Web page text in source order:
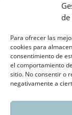
Para ofrecer las
cookies para
consentimiento de
el comportamiento
sitio. No consentir o
negativamente a